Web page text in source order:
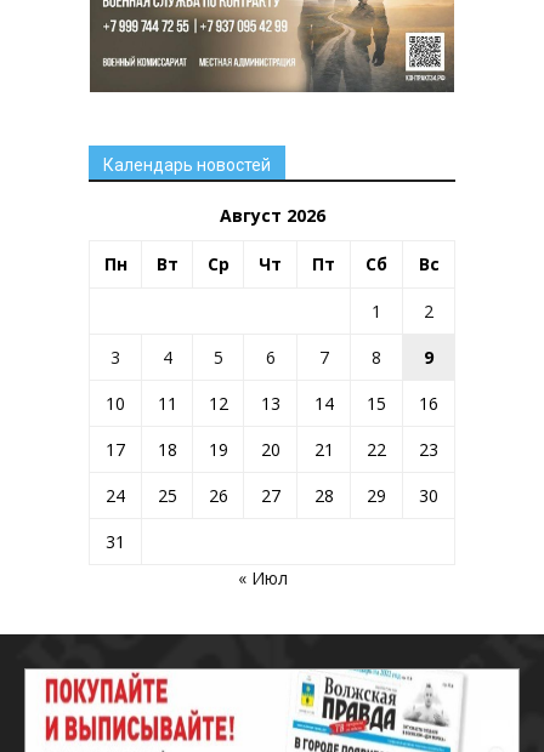
Календарь новостей
Август 2026
Пн Вт Ср Чт Пт Сб Вс
1
2
3
4 5 6 7 8
9
10
11 12 13 14 15
16
17
18 19 20 21 22
23
24
25 26 27 28 29
30
31
« Июл